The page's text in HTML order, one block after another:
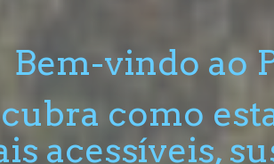
Bem-vindo ao
como
acessíveis,